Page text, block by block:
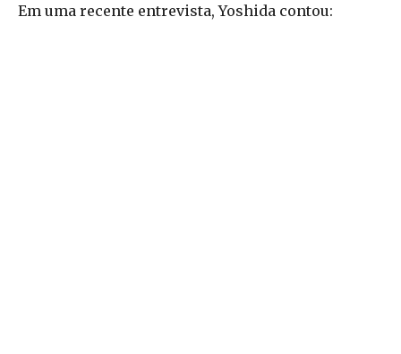
Em uma recente entrevista, Yoshida contou: